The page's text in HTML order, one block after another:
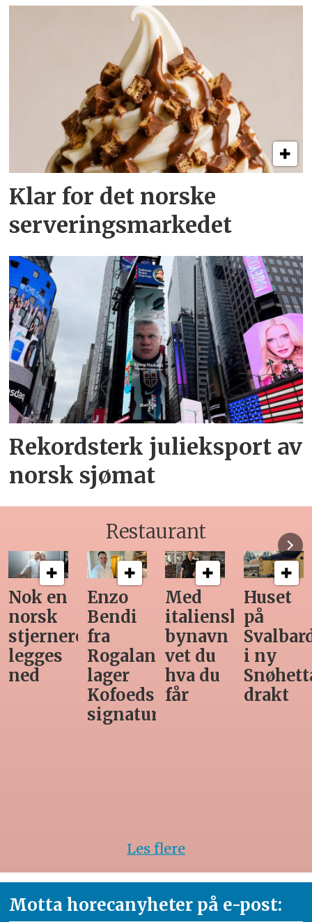
Klar for det norske
serveringsmarkedet
Rekordsterk julieksport av
norsk sjømat
Restaurant
Med
italiensk
bynavn
vet du
hva du
Huset
på
Svalbard
i ny
Snøhetta-
drakt
Ny
teknologi
gjør
manuell
varetelling
unødvendig
Siste
Horeca-
før
Les flere
Motta horecanyheter på e-post: